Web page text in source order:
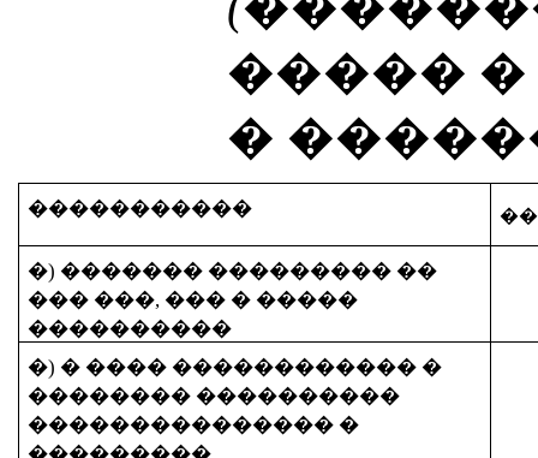
�����
�
�����������
�) ������� ��������� ��
��� ���, ��� � �����
����������
�) � ���� ������������ �
�������� ����������
��������������� �
���������